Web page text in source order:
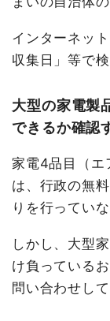
インターネッ
収集日」等で
大型の家電製
できるか確認
家電4品目（エ
は、行政の無
りを行ってい
しかし、大型
け負っている
問い合わせし